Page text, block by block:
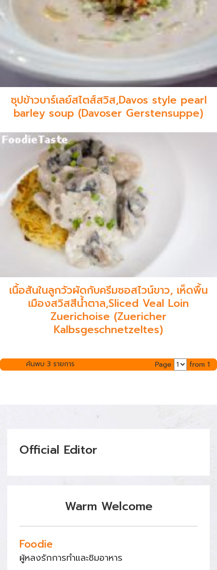
ซุปข้าวบาร์เลย์สไตส์สวิส,Davos style pearl
barley soup (Davoser Gerstensuppe)
เนื้อสันในลูกวัวผัดกับครีมซอสไวน์ขาว, เห็ดพื้น
เมืองสวิสสีน้ำตาล,Sliced Veal Loin
Zuerichoise (Zuericher
Kalbsgeschnetzeltes)
ค้นพบ 3 รายการ Page from 1
Official Editor
Warm Welcome
Foodie
ผู้หลงรักการทำและชิมอาหาร